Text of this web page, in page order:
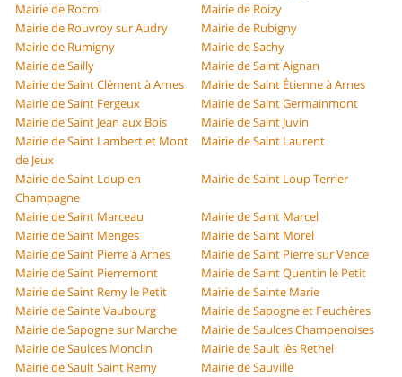
Mairie de Rocroi
Mairie de Roizy
Mairie de Rouvroy sur Audry
Mairie de Rubigny
Mairie de Rumigny
Mairie de Sachy
Mairie de Sailly
Mairie de Saint Aignan
Mairie de Saint Clément à Arnes
Mairie de Saint Étienne à Arnes
Mairie de Saint Fergeux
Mairie de Saint Germainmont
Mairie de Saint Jean aux Bois
Mairie de Saint Juvin
Mairie de Saint Lambert et Mont
de Jeux
Mairie de Saint Laurent
Mairie de Saint Loup en
Champagne
Mairie de Saint Loup Terrier
Mairie de Saint Marceau
Mairie de Saint Marcel
Mairie de Saint Menges
Mairie de Saint Morel
Mairie de Saint Pierre à Arnes
Mairie de Saint Pierre sur Vence
Mairie de Saint Pierremont
Mairie de Saint Quentin le Petit
Mairie de Saint Remy le Petit
Mairie de Sainte Marie
Mairie de Sainte Vaubourg
Mairie de Sapogne et Feuchères
Mairie de Sapogne sur Marche
Mairie de Saulces Champenoises
Mairie de Saulces Monclin
Mairie de Sault lès Rethel
Mairie de Sault Saint Remy
Mairie de Sauville